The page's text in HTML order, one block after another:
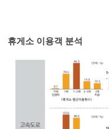
휴게소 이용객 분석